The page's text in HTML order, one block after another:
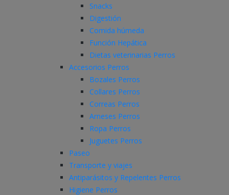
Snacks
Digestión
Comida húmeda
Función Hepática
Dietas veterinarias Perros
Accesorios Perros
Bozales Perros
Collares Perros
Correas Perros
Arneses Perros
Ropa Perros
Juguetes Perros
Paseo
Transporte y viajes
Antiparásitos y Repelentes Perros
Higiene Perros